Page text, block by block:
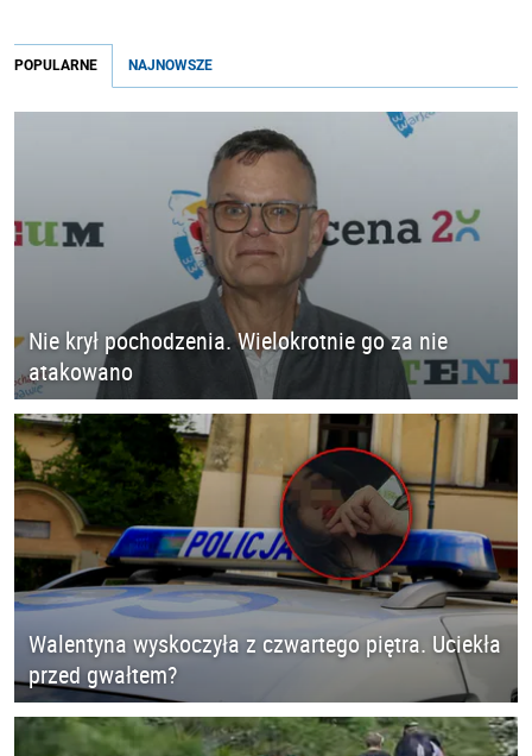
POPULARNE NAJNOWSZE
Nie krył pochodzenia. Wielokrotnie go za nie
atakowano
Walentyna wyskoczyła z czwartego piętra. Uciekła
przed gwałtem?